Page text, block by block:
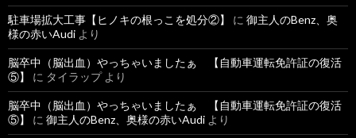
駐車場拡大工事【ヒノキの根っこを処分②】 に 御主人のBenz、奥
様の赤いAudi より
脳卒中（脳出血）やっちゃいましたぁ 【自動車運転免許証の復活
⑤】
に タイラップより
脳卒中（脳出血）やっちゃいましたぁ 【自動車運転免許証の復活
⑤】
に 御主人のBenz、奥様の赤いAudi より